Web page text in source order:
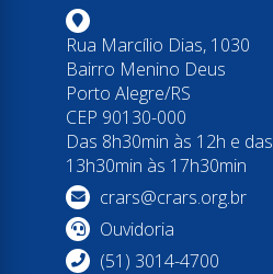
Rua Marcílio Dias, 1030
Bairro Menino Deus
Porto Alegre/RS
CEP 90130-000
Das 8h30min às 12h e das
13h30min às 17h30min
crars@crars.org.br
Ouvidoria
(51) 3014-4700